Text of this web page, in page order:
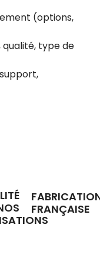
(options,
type de
FRANÇAISE